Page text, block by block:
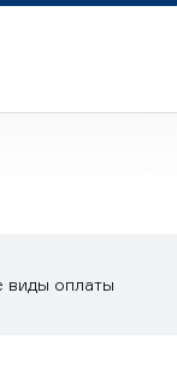
виды оплаты